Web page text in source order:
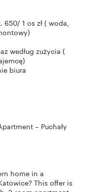
1 os zł ( woda,
według zużycia (
biura
– Puchały
home in a
This offer is